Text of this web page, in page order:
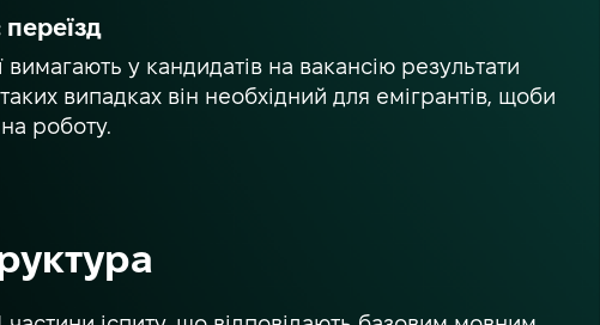
вимагають у кандидатів на вакансію результати
випадках він необхідний для емігрантів, щоби
роботу.